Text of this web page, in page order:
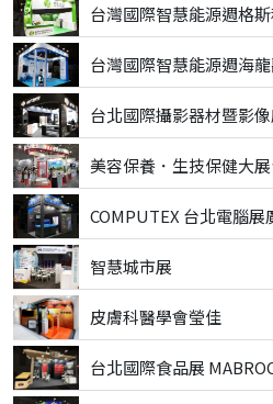
台灣國際智慧能源週格
台灣國際智慧能源週海
台北國際攝影器材暨影
美容保養．生技保健大
COMPUTEX 台北電腦
智慧城市展
皮膚科醫學會瑩佳
台北國際食品展